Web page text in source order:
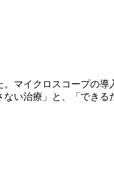
マイクロスコープの導
い治療」と、「できる